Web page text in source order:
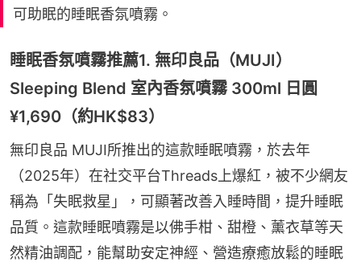
可助眠的睡眠香氛噴霧。
睡眠香氛噴霧推薦1. 無印良品（MUJI）
Sleeping Blend 室內香氛噴霧 300ml 日圓
¥1,690（約HK$83）
無印良品 MUJI所推出的這款睡眠噴霧，於去年
（2025年）在社交平台Threads上爆紅，被不少網友
稱為「失眠救星」，可顯著改善入睡時間，提升睡眠
品質。這款睡眠噴霧是以佛手柑、甜橙、薰衣草等天
然精油調配，能幫助安定神經、營造療癒放鬆的睡眠